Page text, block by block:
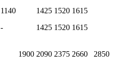
1140
-
1425
1425
1520
1520
1615
1615
1900 2090 2375 2660
2850